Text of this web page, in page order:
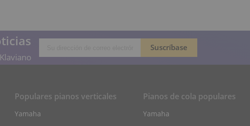
Populares pianos verticales
Yamaha
Pianos de cola populares
Yamaha